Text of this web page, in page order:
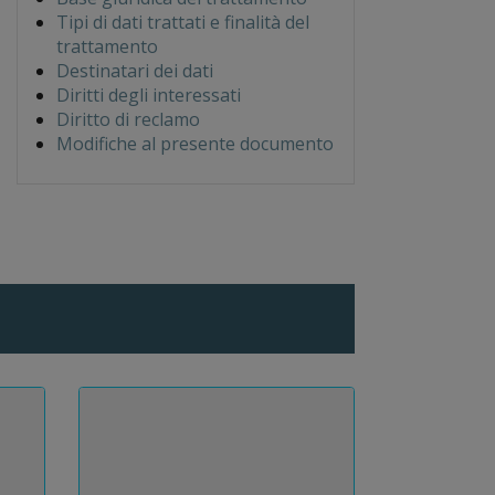
Tipi di dati trattati e finalità del
trattamento
Destinatari dei dati
Diritti degli interessati
Diritto di reclamo
Modifiche al presente documento